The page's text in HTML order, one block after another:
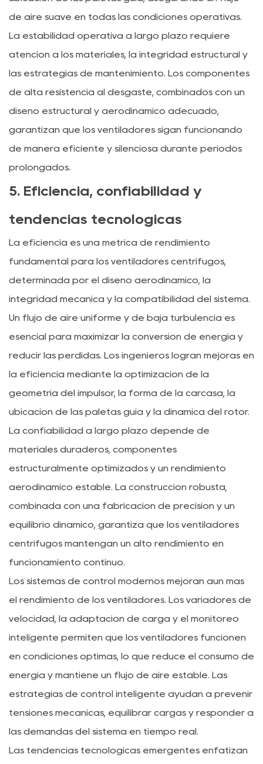
de aire suave en todas las condiciones operativas.
La estabilidad operativa a largo plazo requiere
atención a los materiales, la integridad estructural y
las estrategias de mantenimiento. Los componentes
de alta resistencia al desgaste, combinados con un
diseño estructural y aerodinámico adecuado,
garantizan que los ventiladores sigan funcionando
de manera eficiente y silenciosa durante períodos
prolongados.
5. Eficiencia, confiabilidad y
tendencias tecnológicas
La eficiencia es una métrica de rendimiento
fundamental para los ventiladores centrífugos,
determinada por el diseño aerodinámico, la
integridad mecánica y la compatibilidad del sistema.
Un flujo de aire uniforme y de baja turbulencia es
esencial para maximizar la conversión de energía y
reducir las pérdidas. Los ingenieros logran mejoras en
la eficiencia mediante la optimización de la
geometría del impulsor, la forma de la carcasa, la
ubicación de las paletas guía y la dinámica del rotor.
La confiabilidad a largo plazo depende de
materiales duraderos, componentes
estructuralmente optimizados y un rendimiento
aerodinámico estable. La construcción robusta,
combinada con una fabricación de precisión y un
equilibrio dinámico, garantiza que los ventiladores
centrífugos mantengan un alto rendimiento en
funcionamiento continuo.
Los sistemas de control modernos mejoran aún más
el rendimiento de los ventiladores. Los variadores de
velocidad, la adaptación de carga y el monitoreo
inteligente permiten que los ventiladores funcionen
en condiciones óptimas, lo que reduce el consumo de
energía y mantiene un flujo de aire estable. Las
estrategias de control inteligente ayudan a prevenir
tensiones mecánicas, equilibrar cargas y responder a
las demandas del sistema en tiempo real.
Las tendencias tecnológicas emergentes enfatizan